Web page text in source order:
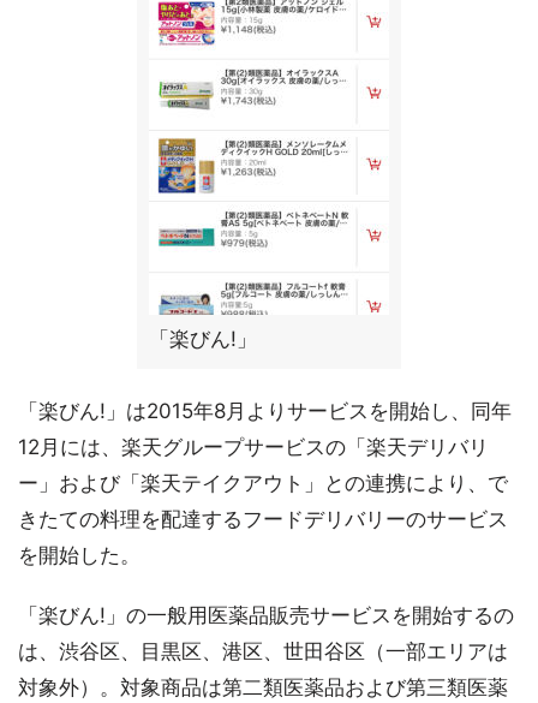
「楽びん!」
「楽びん!」は2015年8月よりサービスを開始し、同年
12月には、楽天グループサービスの「楽天デリバリ
ー」および「楽天テイクアウト」との連携により、で
きたての料理を配達するフードデリバリーのサービス
を開始した。
「楽びん!」の一般用医薬品販売サービスを開始するの
は、渋谷区、目黒区、港区、世田谷区（一部エリアは
対象外）。対象商品は第二類医薬品および第三類医薬